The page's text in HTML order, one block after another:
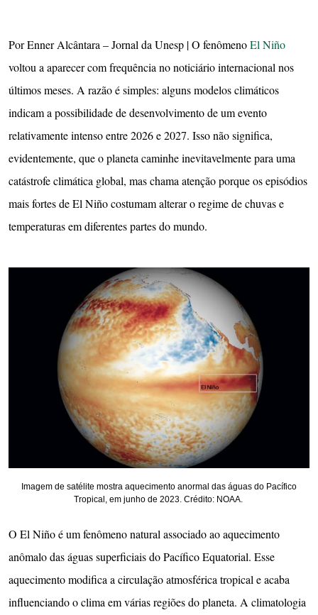
Por Enner Alcântara – Jornal da Unesp | O fenômenoEl Niño
voltou a aparecer com frequência no noticiário internacional nos
últimos meses. A razão é simples: alguns modelos climáticos
indicam a possibilidade de desenvolvimento de um evento
relativamente intenso entre 2026 e 2027. Isso não significa,
evidentemente, que o planeta caminhe inevitavelmente para uma
catástrofe climática global, mas chama atenção porque os episódios
mais fortes de El Niño costumam alterar o regime de chuvas e
temperaturas em diferentes partes do mundo.
Imagem de satélite mostra aquecimento anormal das águas do Pacífico
Tropical, em junho de 2023. Crédito: NOAA.
O El Niño é um fenômeno natural associado ao aquecimento
anômalo das águas superficiais do Pacífico Equatorial. Esse
aquecimento modifica a circulação atmosférica tropical e acaba
influenciando o clima em várias regiões do planeta. A climatologia